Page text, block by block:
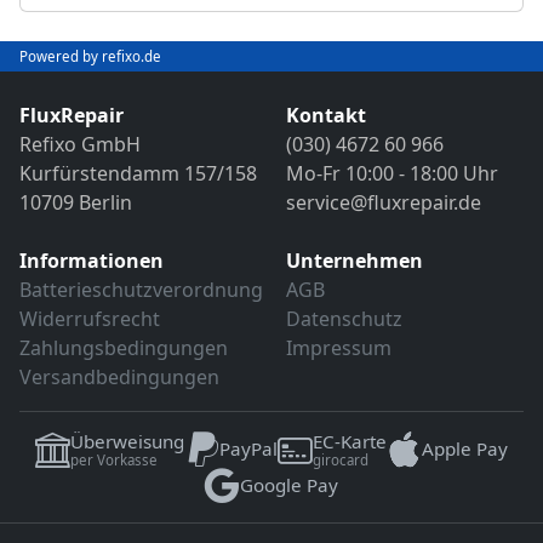
Sollten weitere Defekte festgestellt werden,
erfolgt eine Reparatur ausschließlich nach
vorheriger Rücksprache.
Bild- und Funktionstest
VDE-Sicherheitsprüfung
Sollten weitere Defekte festgestellt werden,
erfolgt eine Reparatur ausschließlich nach
vorheriger Rücksprache.
Powered by refixo.de
FluxRepair
Refixo GmbH
Kurfürstendamm 157/158
10709 Berlin
Kontakt
(030) 4672 60 966
Mo-Fr 10:00 - 18:00 Uhr
service@fluxrepair.de
Informationen
Batterieschutzverordnung
Widerrufsrecht
Zahlungsbedingungen
Versandbedingungen
Unternehmen
AGB
Datenschutz
Impressum
Überweisung
per Vorkasse PayPal EC-Karte
girocard
Apple Pay
Google Pay